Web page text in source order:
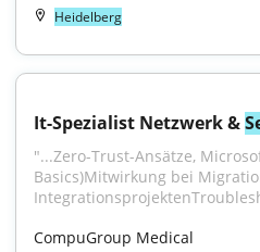
Heidelberg
It-Spezialist Netzwerk &
"...Zero-Trust-Ansätze,
Basics)Mitwirkung bei
CompuGroup Medical